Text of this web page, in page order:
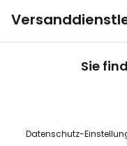
Sie
Datenschutz-